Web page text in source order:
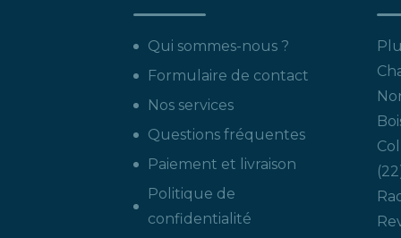
Qui sommes-nous ?
Formulaire de contact
Nos services
Questions fréquentes
Paiement et livraison
Politique de
confidentialité
22